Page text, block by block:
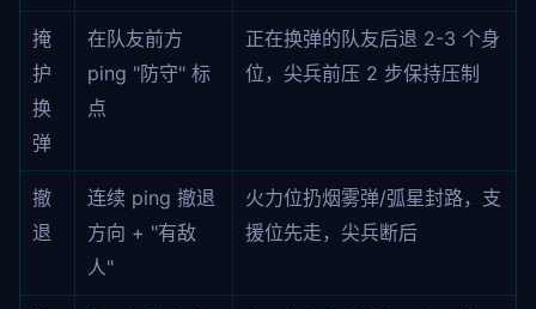
掩
护
换
弹
在队友前方
ping "防守" 标
点
正在换弹的队友后退 2-3 个身
位，尖兵前压 2 步保持压制
撤
退
连续 ping 撤退
方向 + "有敌
人"
火力位扔烟雾弹/弧星封路，支
援位先走，尖兵断后